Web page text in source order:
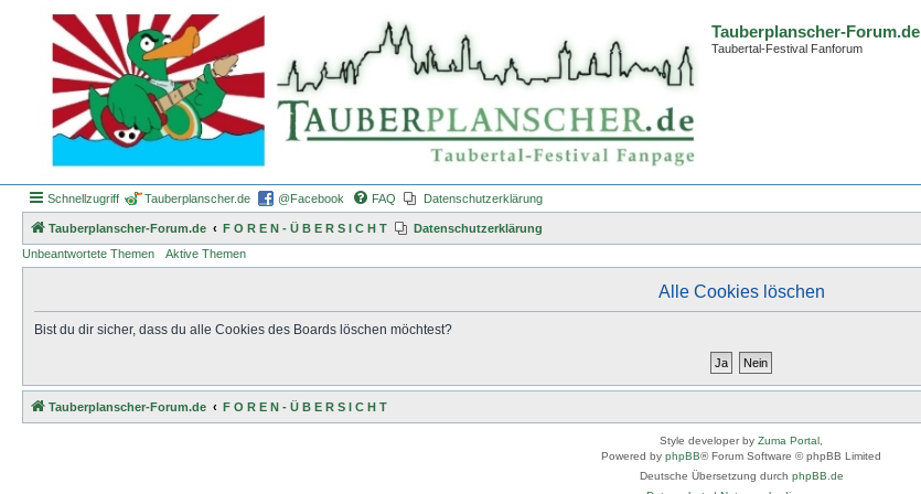
Tauberplanscher-Forum.de
Taubertal-Festival Fanforum
Schnellzugriff Tauberplanscher.de @Facebook FAQ Datenschutzerklärung
Tauberplanscher-Forum.de F O R E N - Ü B E R S I C H T
Datenschutzerklärung
Unbeantwortete Themen
Aktive Themen
Alle Cookies löschen
Bist du dir sicher, dass du alle Cookies des Boards löschen möchtest?
Tauberplanscher-Forum.de F O R E N - Ü B E R S I C H T
Style developer by Zuma Portal
Powered by phpBB® Forum Software © phpBB Limited
Deutsche Übersetzung durch phpBB.de